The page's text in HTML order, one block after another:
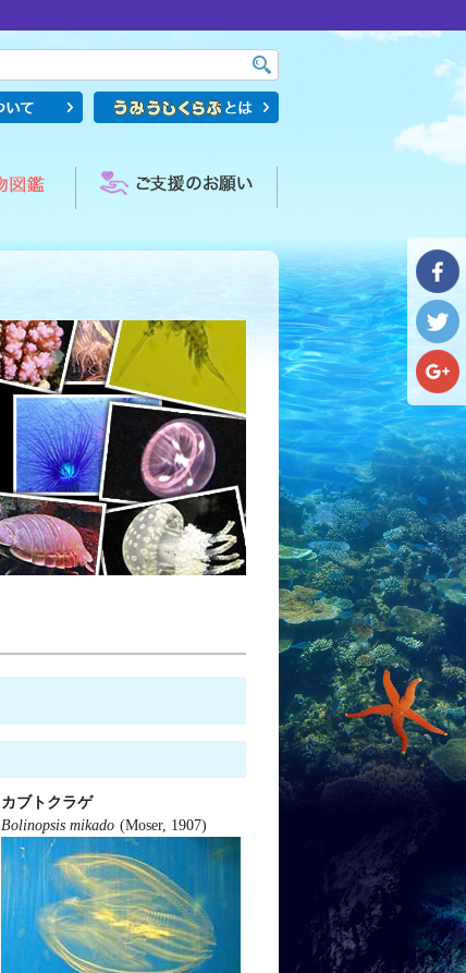
カブトクラゲ
Bolinopsis mikado (Moser, 1907)